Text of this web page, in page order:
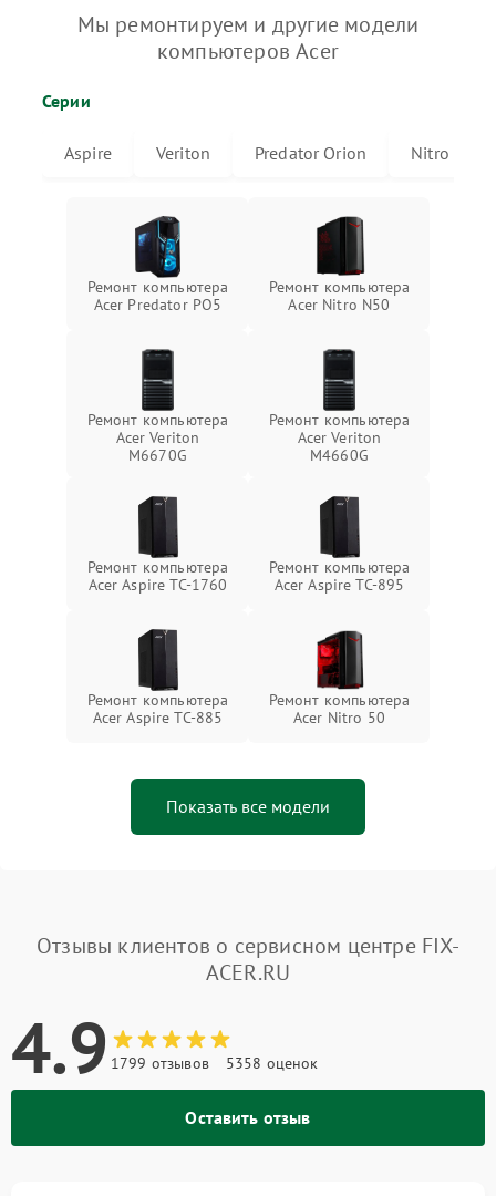
Мы ремонтируем и другие модели
компьютеров Acer
Серии
Aspire Veriton Predator Orion Nitro
Ремонт компьютера
Acer Predator PO5
Ремонт компьютера
Acer Nitro N50
Ремонт компьютера
Acer Veriton
M6670G
Ремонт компьютера
Acer Veriton
M4660G
Ремонт компьютера
Acer Aspire TC-1760
Ремонт компьютера
Acer Aspire TC-895
Ремонт компьютера
Acer Aspire TC-885
Ремонт компьютера
Acer Nitro 50
Показать все модели
Отзывы клиентов о сервисном центре FIX-
ACER.RU
4.9 1799 отзывов 5358 оценок
Оставить отзыв